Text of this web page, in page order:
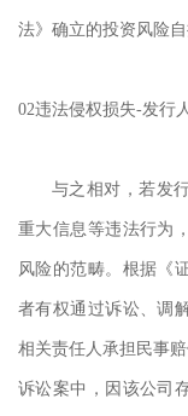
法》确立的投资风险自
02违法侵权损失-发行
与之相对，若发
重大信息等违法行为
风险的范畴。根据《
者有权通过诉讼、调
相关责任人承担民事
诉讼案中，因该公司